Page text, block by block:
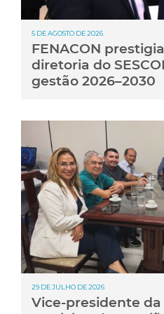
5 DE AGOSTO DE 2026
FENACON
diretoria do
gestão 2026–2030
29 DE JULHO DE 2026
Vice-presidente da